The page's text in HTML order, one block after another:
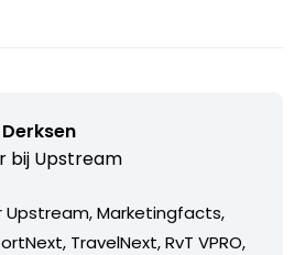
bij Upstream
Marketingfacts,
TravelNext, RvT VPRO,